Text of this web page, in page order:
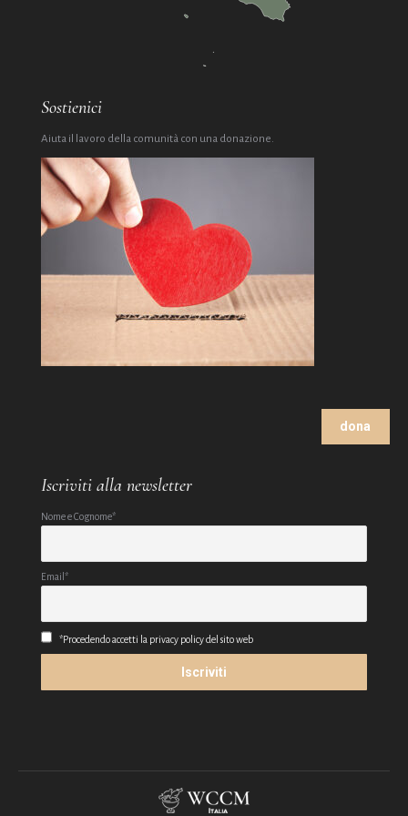
Sostienici
Aiuta il lavoro della comunità con una donazione.
dona
Iscriviti alla newsletter
Nome e Cognome*
Email*
*Procedendo accetti la privacy policy del sito web